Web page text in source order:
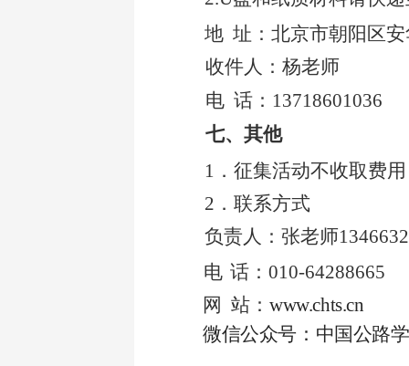
地 址：北京市朝阳区
收件人：杨老师
电 话： 13718601036
七、其他
1．征集活动不收取费用
2．联系方式
负责人：张老师
电 话： 010-64288665
网 站：www.chts.cn
微信公众号：中国公路